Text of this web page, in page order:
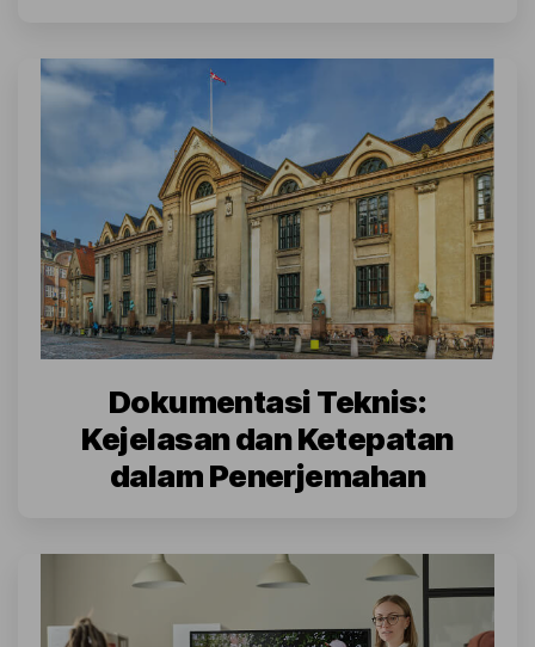
Dokumentasi Teknis:
Kejelasan dan Ketepatan
dalam Penerjemahan